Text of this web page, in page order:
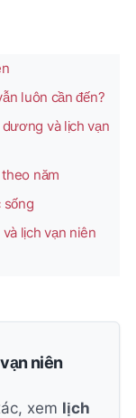
luôn cần đến?
và lịch vạn
năm
sống
lịch vạn niên
niên
xem lịch